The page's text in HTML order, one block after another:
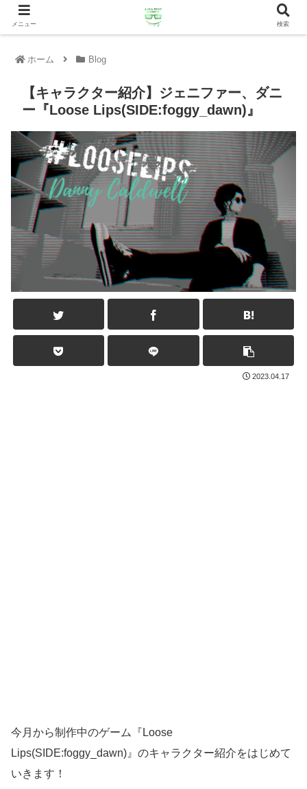
ホーム Blog
【キャラクター紹介】ジェニファー、ダニ
ー『Loose Lips(SIDE:foggy_dawn)』
2023.04.17
今月から制作中のゲーム『Loose
Lips(SIDE:foggy_dawn)』のキャラクター紹介をはじめて
いきます！
メニュー 検索